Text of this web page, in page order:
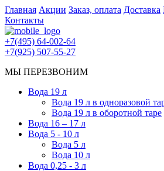
Главная Акции Заказ, оплата Доставка
Контакты
+7(495) 64-002-64
+7(925) 507-55-27
МЫ ПЕРЕЗВОНИМ
Вода 19 л
Вода 19 л в одноразовой
Вода 19 л в оборотной таре
Вода 16 – 17 л
Вода 5 - 10 л
Вода 5 л
Вода 10 л
Вода 0,25 - 3 л